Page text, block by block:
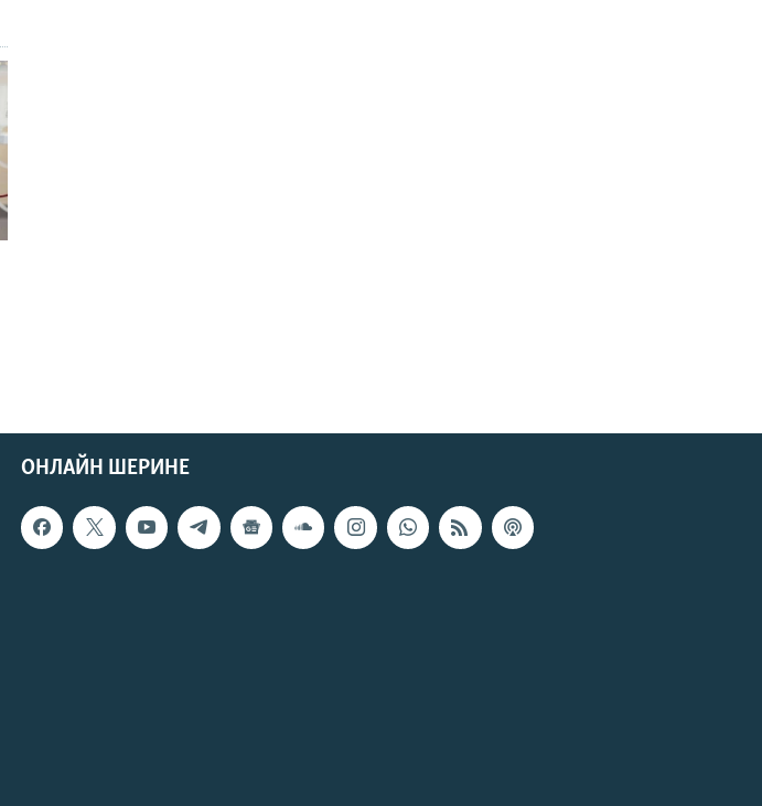
ОНЛАЙН ШЕРИНЕ